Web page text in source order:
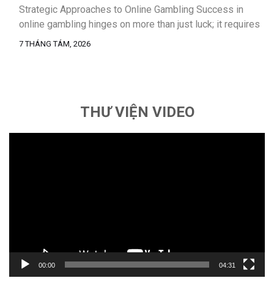
Strategic Approaches to Online Gambling Success in
online gambling hinges on more than just luck; it requires
a strategic mindset and a commitment to disciplined play.
7 THÁNG TÁM, 2026
THƯ VIỆN VIDEO
00:00 04:31